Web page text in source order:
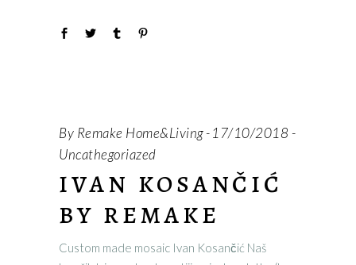
By Remake Home&Living 17/10/2018
Uncathegoriazed
IVAN KOSANČIĆ
BY REMAKE
Custom made mosaic Ivan Kosančić Naš